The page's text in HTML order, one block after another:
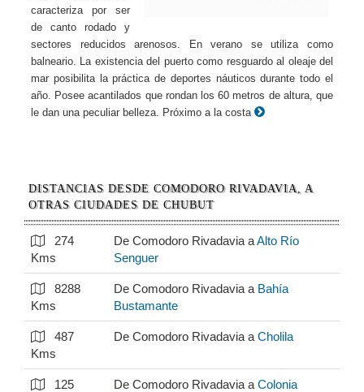
caracteriza por ser
de canto rodado y
sectores reducidos arenosos. En verano se utiliza como
balneario. La existencia del puerto como resguardo al oleaje del
mar posibilita la práctica de deportes náuticos durante todo el
año. Posee acantilados que rondan los 60 metros de altura, que
le dan una peculiar belleza. Próximo a la costa
DISTANCIAS DESDE COMODORO RIVADAVIA, A
OTRAS CIUDADES DE CHUBUT
274
Kms
De Comodoro Rivadavia aAlto Río
Senguer
8288
Kms
De Comodoro Rivadavia a Bahía
Bustamante
487
Kms
De Comodoro Rivadavia a Cholila
125
De Comodoro Rivadavia a Colonia